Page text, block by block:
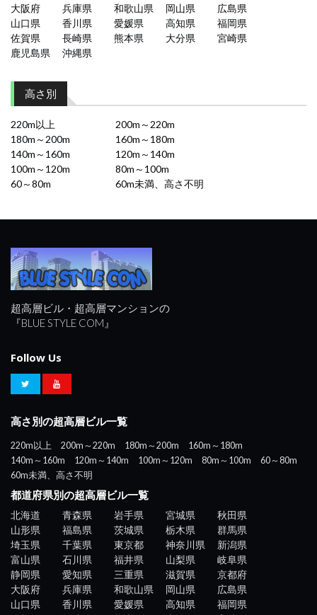
大阪府
兵庫県 和歌山県 岡山県
広島県
山口県
香川県 愛媛県 高知県
福岡県
佐賀県
長崎県 熊本県 大分県
宮崎県
鹿児島県
沖縄県
高さ別
220m以上
200m～220m
180m～200m
160m～180m
140m～160m
120m～140m
100m～120m
80m～100m
60～80m
60m未満、高さ不明
超高層ビル・超高層マンションの
『BLUE STYLE COM』
Follow Us
高さ別の超高層ビル一覧
220m以上 200m～220m 180m～200m
160m～180m
140m～160m
120m～140m 100m～120m 80m～100m
60～80m
60m未満、高さ不明
都道府県別の超高層ビル一覧
北海道 青森県 岩手県 宮城県
秋田県
山形県
福島県 茨城県 栃木県
群馬県
埼玉県
千葉県 東京都 神奈川県
新潟県
富山県
石川県 福井県 山梨県
岐阜県
静岡県
愛知県 三重県 滋賀県
京都府
大阪府
兵庫県 和歌山県 岡山県
広島県
山口県
香川県 愛媛県 高知県
福岡県